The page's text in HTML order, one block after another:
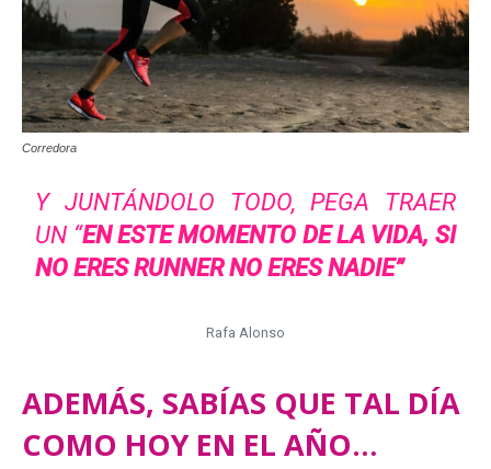
Corredora
Y JUNTÁNDOLO TODO, PEGA TRAER
UN “EN ESTE MOMENTO DE LA VIDA, SI
NO ERES RUNNER NO ERES NADIE”
Rafa Alonso
ADEMÁS, SABÍAS QUE TAL DÍA
COMO HOY EN EL AÑO…